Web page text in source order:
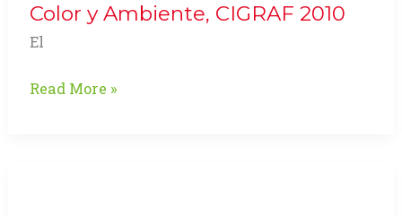
Color y Ambiente, CIGRAF 2010
El
Color
Read More »